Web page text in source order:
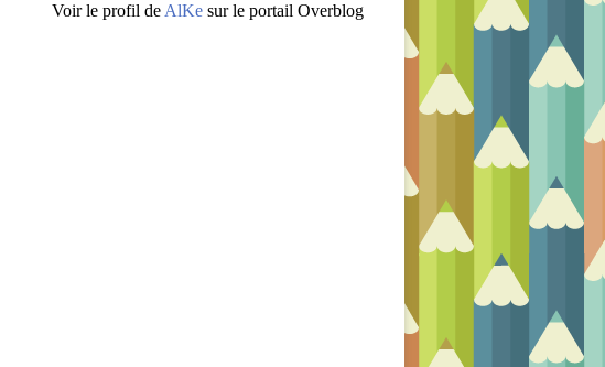
Voir le profil de AlKe sur le portail Overblog